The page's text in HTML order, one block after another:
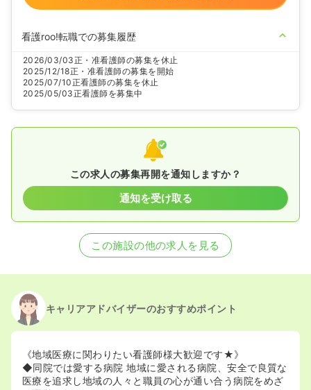
看護roo!転職での募集履歴
2026/03/03正・准看護師の募集を休止
2025/12/18正・准看護師の募集を開始
2025/07/10正看護師の募集を休止
2025/05/03正看護師を募集中
この求人の募集再開を通知しますか？
通知を受け取る
この施設の他の求人を見る
キャリアアドバイザーのおすすめポイント
《地域医療に関わりたい看護師様大歓迎です★》
◆同院では愛する病院 地域に愛される病院、安全で良質な
医療を追求し地域の人々と職員の心が通い合う病院をめざ